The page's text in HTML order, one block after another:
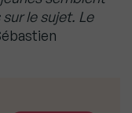
le sujet. Le